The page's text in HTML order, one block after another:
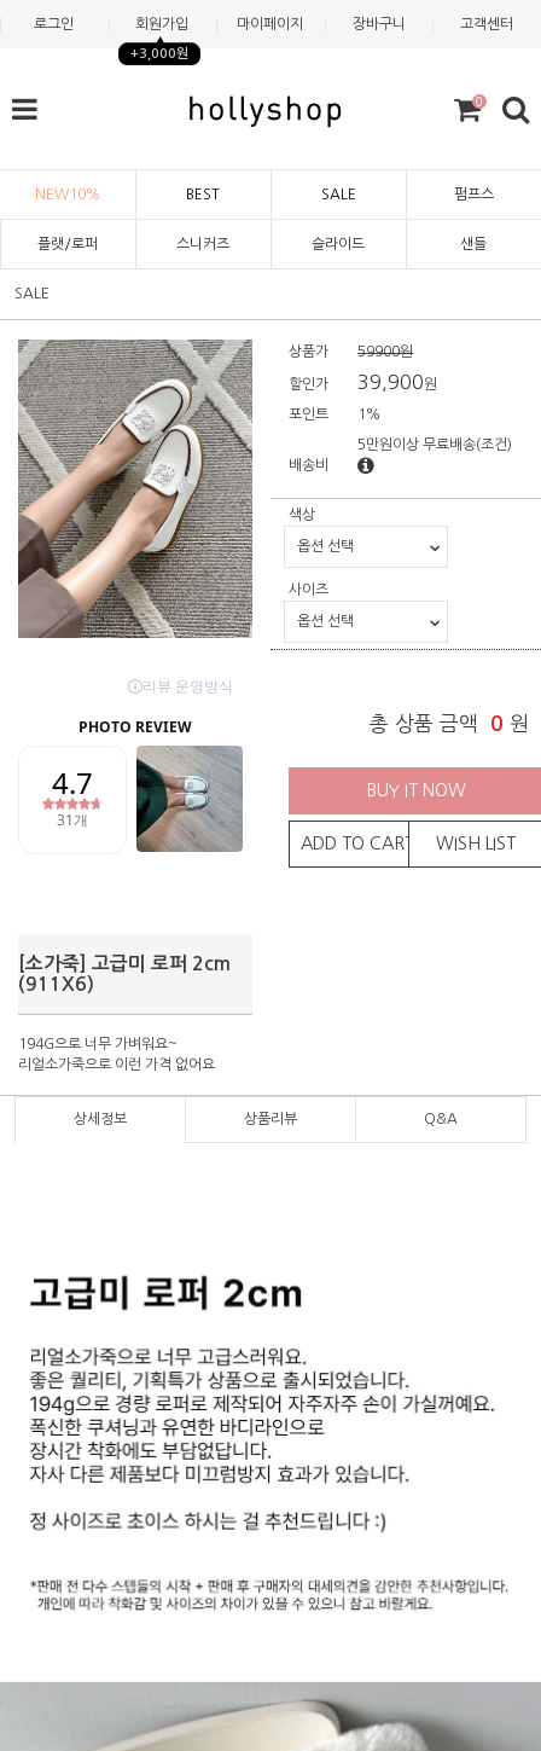
로그인 회원가입
+3,000원
마이페이지 장바구니 고객센터
0
NEW10% BEST SALE 펌프스
플랫/로퍼 스니커즈 슬라이드 샌들
SALE
[소가죽] 고급미 로퍼 2cm
(911X6)
194G으로 너무 가벼워요~
리얼소가죽으로 이런 가격 없어요
상품가 59900원
할인가 39,900원
포인트 1%
배송비
5만원이상 무료배송(조건)
색상
사이즈
총 상품 금액 0 원
BUY IT NOW
ADD TO CART WISH LIST
상세정보 상품리뷰 Q&A